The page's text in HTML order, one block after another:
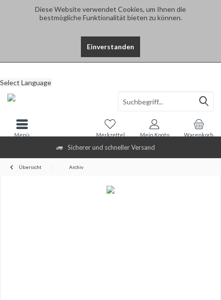
Diese Website verwendet Cookies, um Ihnen die
bestmögliche Funktionalität bieten zu können.
Einverstanden
Sicherer und schneller Versand
Select Language
Warenkorb
Merkzettel Mein Konto
Menü
Übersicht Archiv